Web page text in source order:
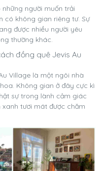
người muốn trải
có không gian riêng tư. Sự
được nhiều người yêu
thường khác.
đồng quê Jevis Au
Village là một ngôi nhà
Không gian ở đây cực kì
sự trong lành cảm giác
tươi mát được chăm